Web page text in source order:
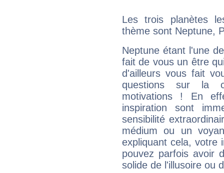
Les trois planètes
thème sont Neptune,
Neptune étant l'une
fait de vous un être
d'ailleurs vous fait
questions sur la
motivations ! En
inspiration sont
sensibilité
médium ou un
expliquant cela, votre
pouvez parfois avoir
solide de l'illusoire ou